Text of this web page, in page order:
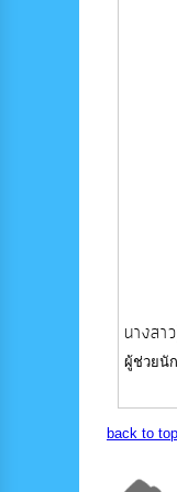
นางส
ผู้ช่วยนั
back to top